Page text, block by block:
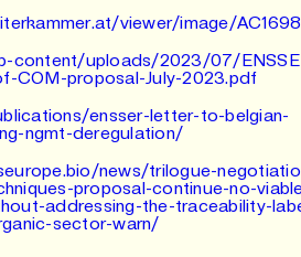
viewer/image/
content/uploads/2023/07/
COM-proposal-July-2023.pdf
ensser-letter-to-belgian-
ngmt-deregulation/
news/trilogue-
proposal-continue-no-
addressing-the-traceability-
sector-warn/